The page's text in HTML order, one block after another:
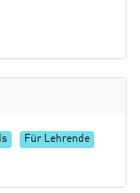
Für Lehrende